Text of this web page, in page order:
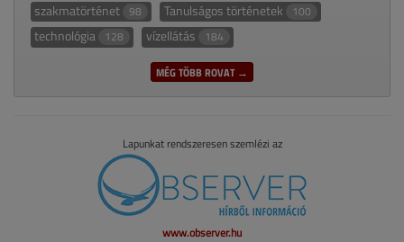
szakmatörténet 98 Tanulságos történetek 100
technológia 128 vízellátás 184
MÉG TÖBB ROVAT →
Lapunkat rendszeresen szemlézi az
www.observer.hu